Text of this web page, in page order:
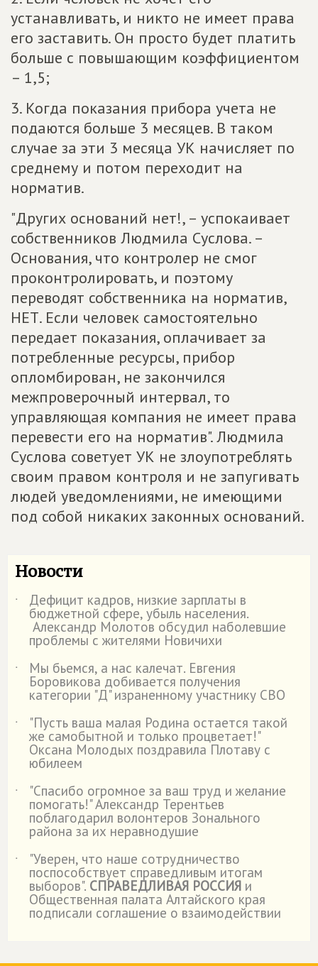
устанавливать, и никто не имеет права
его заставить. Он просто будет платить
больше с повышающим коэффициентом
– 1,5;
3. Когда показания прибора учета не
подаются больше 3 месяцев. В таком
случае за эти 3 месяца УК начисляет по
среднему и потом переходит на
норматив.
"Других оснований нет!, – успокаивает
собственников Людмила Суслова. –
Основания, что контролер не смог
проконтролировать, и поэтому
переводят собственника на норматив,
НЕТ. Если человек самостоятельно
передает показания, оплачивает за
потребленные ресурсы, прибор
опломбирован, не закончился
межпроверочный интервал, то
управляющая компания не имеет права
перевести его на норматив". Людмила
Суслова советует УК не злоупотреблять
своим правом контроля и не запугивать
людей уведомлениями, не имеющими
под собой никаких законных оснований.
Новости
˙ Дефицит кадров, низкие зарплаты в
бюджетной сфере, убыль населения.
Александр Молотов обсудил наболевшие
проблемы с жителями Новичихи
˙
Мы бьемся, а нас калечат. Евгения
Боровикова добивается получения
категории "Д" израненному участнику СВО
˙
"Пусть ваша малая Родина остается такой
же самобытной и только процветает!"
Оксана Молодых поздравила Плотаву с
юбилеем
˙
"Спасибо огромное за ваш труд и желание
помогать!" Александр Терентьев
поблагодарил волонтеров Зонального
района за их неравнодушие
˙
"Уверен, что наше сотрудничество
поспособствует справедливым итогам
выборов". СПРАВЕДЛИВАЯ РОССИЯ и
Общественная палата Алтайского края
подписали соглашение о взаимодействии